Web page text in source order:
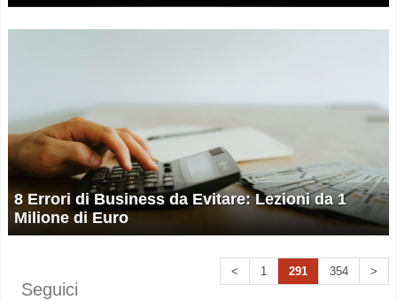
8 Errori di Business da Evitare: Lezioni da 1
Milione di Euro
< 1 291 354 >
Seguici